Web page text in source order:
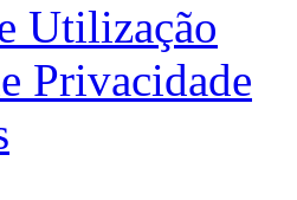
Utilização
Privacidade